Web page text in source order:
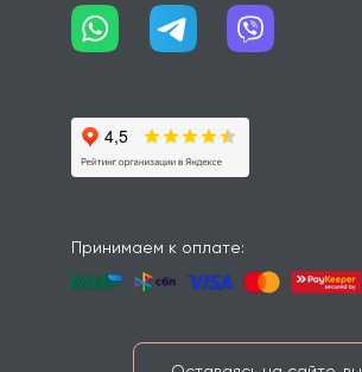
Принимаем к оплате: